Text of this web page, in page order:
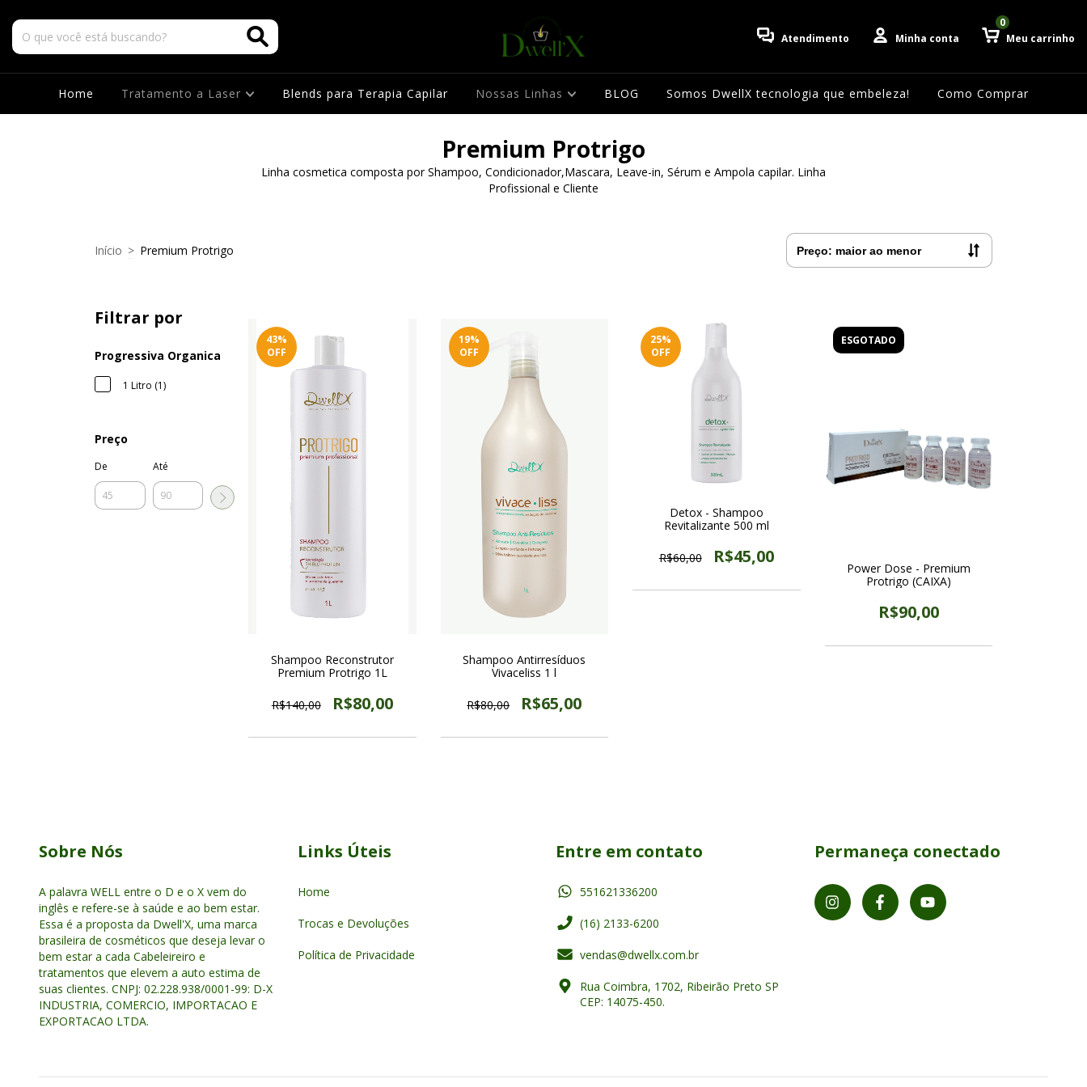
Atendimento Minha conta Meu carrinho
0
Home Tratamento a Laser Blends para Terapia Capilar Nossas Linhas BLOG Somos DwellX tecnologia que embeleza! Como Comprar
Premium Protrigo
Linha cosmetica composta por Shampoo, Condicionador,Mascara, Leave-in, Sérum e Ampola capilar. Linha
Profissional e Cliente
Início > Premium Protrigo
Filtrar por
Progressiva Organica
1 Litro (1)
Preço
De Até
43%
OFF
Shampoo Reconstrutor
Premium Protrigo 1L
R$140,00 R$80,00
19%
OFF
Shampoo Antirresíduos
Vivaceliss 1 l
R$80,00 R$65,00
25%
OFF
Detox - Shampoo
Revitalizante 500 ml
R$60,00 R$45,00
ESGOTADO
Power Dose - Premium
Protrigo (CAIXA)
R$90,00
Sobre Nós
A palavra WELL entre o D e o X vem do
inglês e refere-se à saúde e ao bem estar.
Essa é a proposta da Dwell'X, uma marca
brasileira de cosméticos que deseja levar o
bem estar a cada Cabeleireiro e
tratamentos que elevem a auto estima de
suas clientes. CNPJ: 02.228.938/0001-99: D-X
INDUSTRIA, COMERCIO, IMPORTACAO E
EXPORTACAO LTDA.
Links Úteis
Home
Trocas e Devoluções
Política de Privacidade
Entre em contato
551621336200
(16) 2133-6200
vendas@dwellx.com.br
Rua Coimbra, 1702, Ribeirão Preto SP
CEP: 14075-450.
Permaneça conectado